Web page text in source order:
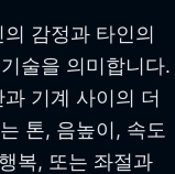
감정과 타인의
술을 의미합니다.
기계 사이의 더
톤, 음높이, 속도
복, 또는 좌절과